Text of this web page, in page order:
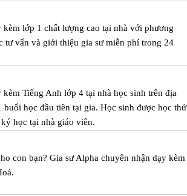
lớp 1 chất lượng cao tại nhà với phương
tư vấn và giới thiệu gia sư miễn phí trong 24
Tiếng Anh lớp 4 tại nhà học sinh trên địa
học đầu tiên tại gia. Học sinh được học thử
học tại nhà giáo viên.
con bạn? Gia sư Alpha chuyên nhận dạy kèm